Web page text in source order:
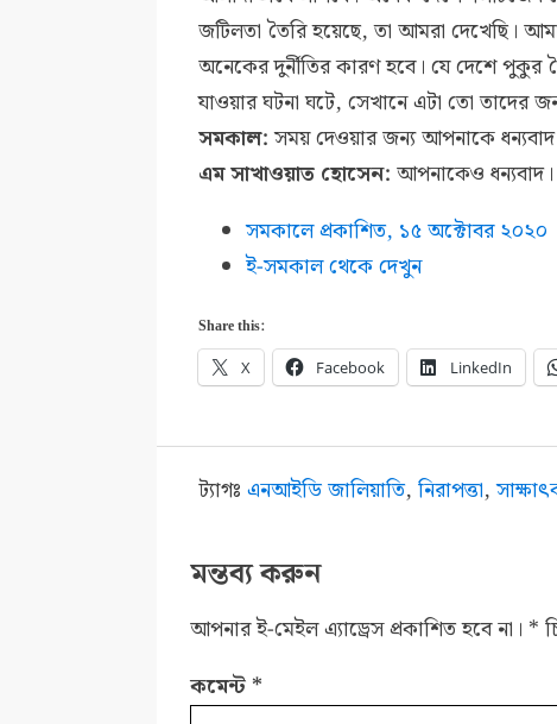
জটিলতা তৈরি হয়েছে, তা আমরা দেখেছি।
অনেকের দুর্নীতির কারণ হবে। যে দেশে পুকুর
যাওয়ার ঘটনা ঘটে, সেখানে এটা তো তাদের
সমকাল:সময় দেওয়ার জন্য আপনাকে
এম সাখাওয়াত হোসেন: আপনাকেও
সমকালে প্রকাশিত, ১৫অক্টোবর২০২০
ই-সমকাল থেকে দেখুন
Share this:
X Facebook LinkedIn
ট্যাগঃএনআইডি জালিয়াতি,নিরাপত্তা,
মন্তব্য করুন
আপনার ই-মেইল এ্যাড্রেস প্রকাশিত হবে না। *
কমেন্ট *